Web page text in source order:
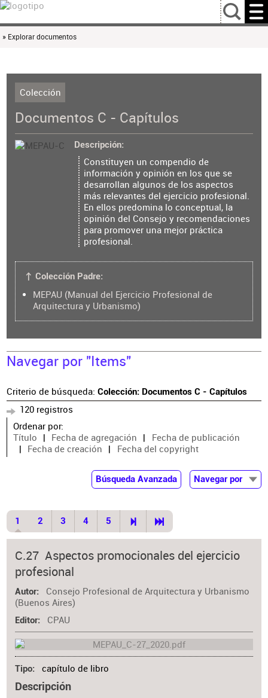
…
» Explorar documentos
Colección
Documentos C - Capítulos
Descripción
Constituyen un compendio de
información y opinión en los que se
desarrollan algunos de los aspectos
más relevantes del ejercicio profesional.
En ellos predomina lo conceptual, la
opinión del Consejo y recomendaciones
para promover una mejor práctica
profesional.
↑ Colección Padre:
MEPAU (Manual del Ejercicio Profesional de
Arquitectura y Urbanismo)
Navegar por "Items"
Criterio de búsqueda: Colección: Documentos C - Capítulos
120 registros
Ordenar por:
Título
Fecha de agregación
Fecha de publicación
Fecha de creación
Fecha del copyright
Búsqueda Avanzada
Navegar por
1 2 3 4 5
C.27 Aspectos promocionales del ejercicio
profesional
Autor
Consejo Profesional de Arquitectura y Urbanismo
(Buenos Aires)
Editor CPAU
Tipo capítulo de libro
Descripción